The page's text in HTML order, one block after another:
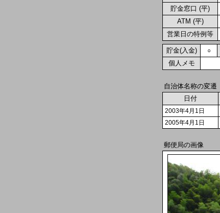
貯金窓口 (平)
ATM (平)
営業日の特例等
貯金(入金) ○
個人メモ
自治体名称の変遷
日付
2003年4月1日
2005年4月1日
郵便局の画像